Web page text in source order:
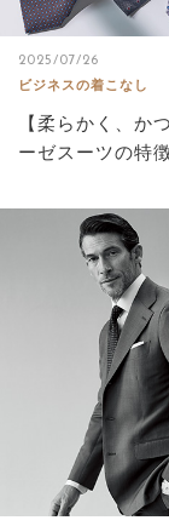
2025/07/26
ビジネスの着こなし
【柔らかく、か
ーゼスーツの特